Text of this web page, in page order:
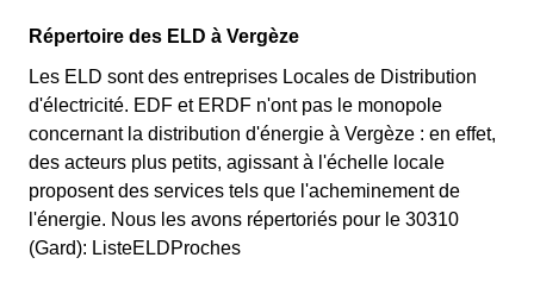
Répertoire des ELD à Vergèze
Les ELD sont des entreprises Locales de Distribution
d'électricité. EDF et ERDF n'ont pas le monopole
concernant la distribution d'énergie à Vergèze : en effet,
des acteurs plus petits, agissant à l'échelle locale
proposent des services tels que l'acheminement de
l'énergie. Nous les avons répertoriés pour le 30310
(Gard): ListeELDProches